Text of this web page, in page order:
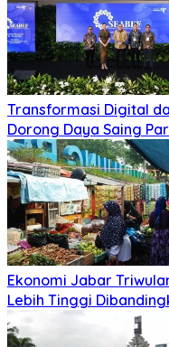
Transformasi Digital
Dorong Daya Saing
Ekonomi Jabar
Lebih Tinggi